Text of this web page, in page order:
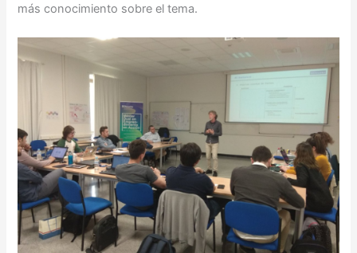
más conocimiento sobre el tema.